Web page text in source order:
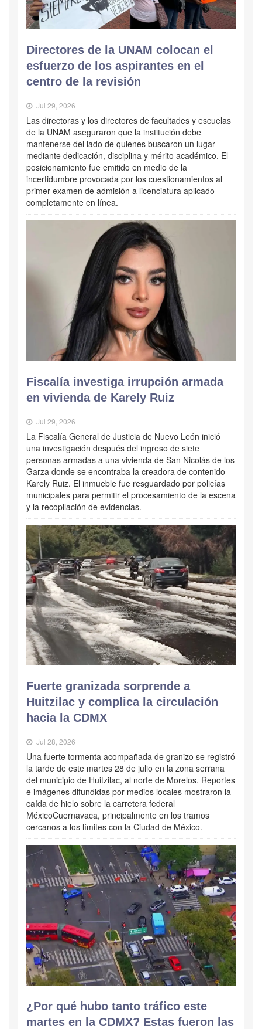
Directores de la UNAM colocan el
esfuerzo de los aspirantes en el
centro de la revisión
Jul 29, 2026
Las directoras y los directores de facultades y escuelas
de la UNAM aseguraron que la institución debe
mantenerse del lado de quienes buscaron un lugar
mediante dedicación, disciplina y mérito académico. El
posicionamiento fue emitido en medio de la
incertidumbre provocada por los cuestionamientos al
primer examen de admisión a licenciatura aplicado
completamente en línea.
Fiscalía investiga irrupción armada
en vivienda de Karely Ruiz
Jul 29, 2026
La Fiscalía General de Justicia de Nuevo León inició
una investigación después del ingreso de siete
personas armadas a una vivienda de San Nicolás de los
Garza donde se encontraba la creadora de contenido
Karely Ruiz. El inmueble fue resguardado por policías
municipales para permitir el procesamiento de la escena
y la recopilación de evidencias.
Fuerte granizada sorprende a
Huitzilac y complica la circulación
hacia la CDMX
Jul 28, 2026
Una fuerte tormenta acompañada de granizo se registró
la tarde de este martes 28 de julio en la zona serrana
del municipio de Huitzilac, al norte de Morelos. Reportes
e imágenes difundidas por medios locales mostraron la
caída de hielo sobre la carretera federal
MéxicoCuernavaca, principalmente en los tramos
cercanos a los límites con la Ciudad de México.
¿Por qué hubo tanto tráfico este
martes en la CDMX? Estas fueron las